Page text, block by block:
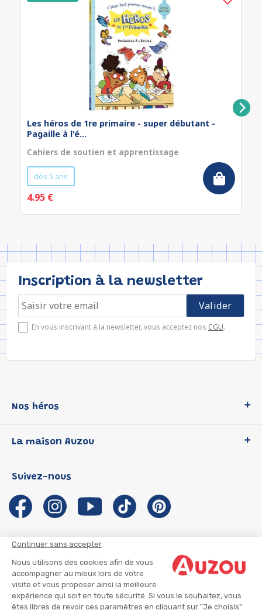
Continuer sans accepter
Nous utilisons des cookies afin de vous
accompagner au mieux lors de votre
visite et vous proposer ainsi la meilleure
expérience qui soit en toute sécurité. Si vous le souhaitez, vous
êtes libres de revoir ces paramètres en cliquant sur "Je choisis"
Les héros de 1re primaire - super débutant -
Pagaille à l'é...
Cahiers de soutien et apprentissage
dès 5 ans
4.95 €
Inscription à la newsletter
En vous inscrivant à la newsletter, vous acceptez nos CGU.
Nos héros
P'tit Loup
Les Influenceuses
Migali
Petite Taupe
La maison Auzou
Notre histoire
Auzou s'engage
Auteurs et illustrateurs Auzou
Suivre mon colis
Infos consommateur
Suivez-nous
CGU
CGV
Mentions légales